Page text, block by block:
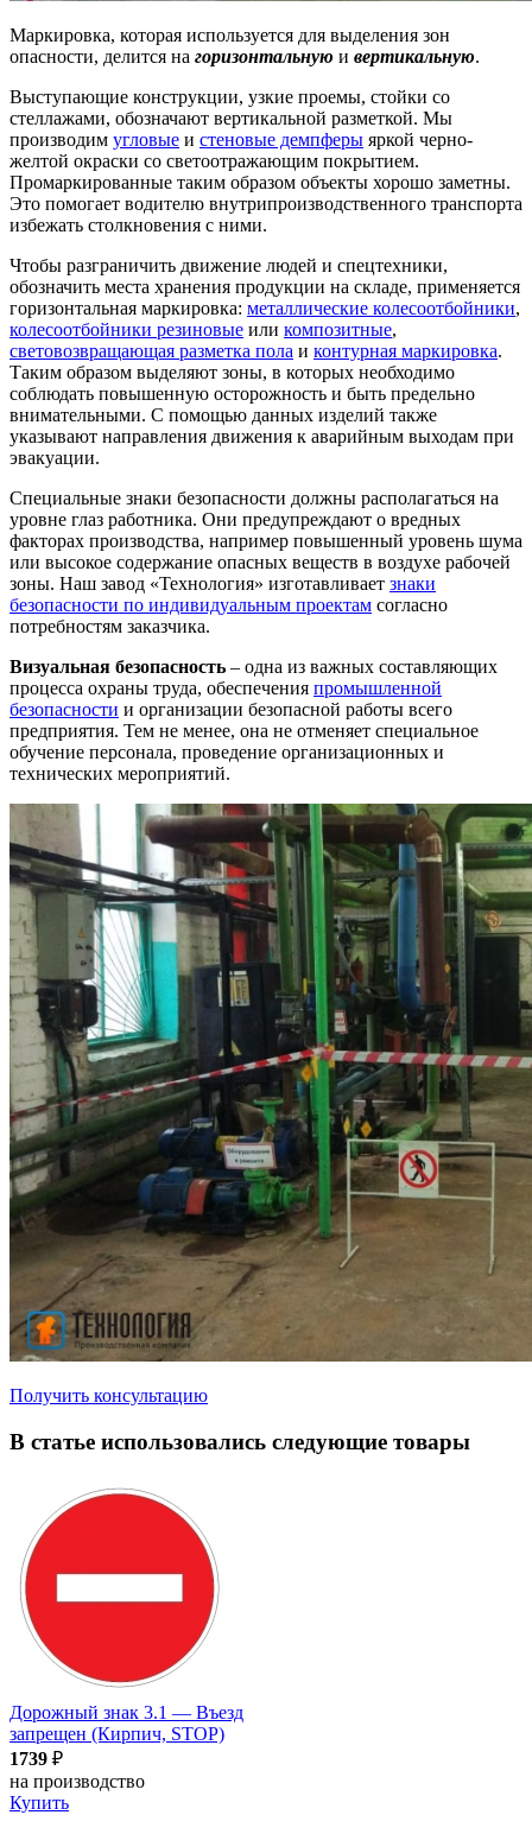
Маркировка, которая используется для выделения зон
опасности, делится на горизонтальную и вертикальную.
Выступающие конструкции, узкие проемы, стойки со
стеллажами, обозначают вертикальной разметкой. Мы
производим угловые и стеновые демпферы яркой черно-
желтой окраски со светоотражающим покрытием.
Промаркированные таким образом объекты хорошо заметны.
Это помогает водителю внутрипроизводственного транспорта
избежать столкновения с ними.
Чтобы разграничить движение людей и спецтехники,
обозначить места хранения продукции на складе, применяется
горизонтальная маркировка: металлические колесоотбойники,
колесоотбойники резиновые или композитные,
световозвращающая разметка пола и контурная маркировка.
Таким образом выделяют зоны, в которых необходимо
соблюдать повышенную осторожность и быть предельно
внимательными. С помощью данных изделий также
указывают направления движения к аварийным выходам при
эвакуации.
Специальные знаки безопасности должны располагаться на
уровне глаз работника. Они предупреждают о вредных
факторах производства, например повышенный уровень шума
или высокое содержание опасных веществ в воздухе рабочей
зоны. Наш завод «Технология» изготавливает знаки
безопасности по индивидуальным проектам согласно
потребностям заказчика.
Визуальная безопасность – одна из важных составляющих
процесса охраны труда, обеспечения промышленной
безопасности и организации безопасной работы всего
предприятия. Тем не менее, она не отменяет специальное
обучение персонала, проведение организационных и
технических мероприятий.
Получить консультацию
В статье использовались следующие товары
Дорожный знак 3.1 — Въезд
запрещен (Кирпич, STOP)
1739 ₽
на производство
Купить